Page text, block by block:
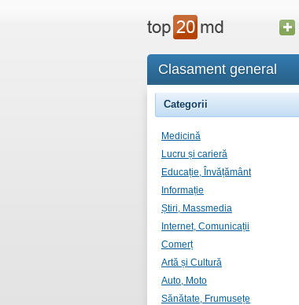
Clasament general
Categorii
Medicină
Lucru și carieră
Educație, Învățământ
Informație
Știri, Massmedia
Internet, Comunicații
Comerț
Artă și Cultură
Auto, Moto
Sănătate, Frumusețe